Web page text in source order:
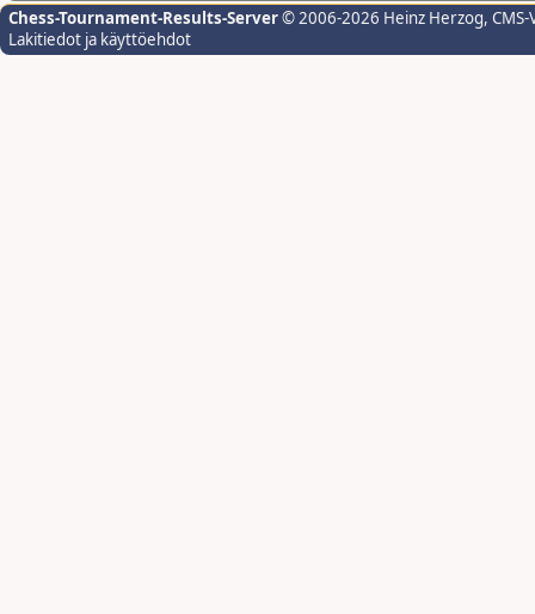
Chess-Tournament-Results-Server© 2006-2026 Heinz Herzog,
Lakitiedot ja käyttöehdot